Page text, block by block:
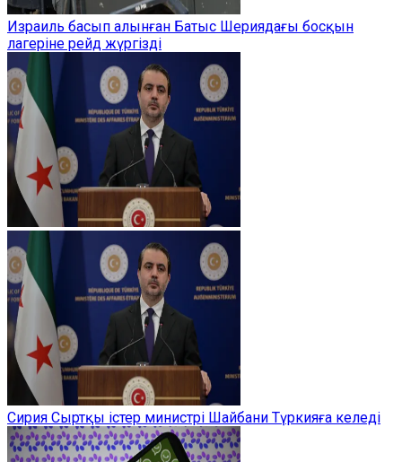
Израиль басып алынған Батыс Шериядағы босқын
лагеріне рейд жүргізді
Сирия Сыртқы істер министрі Шайбани Түркияға келеді